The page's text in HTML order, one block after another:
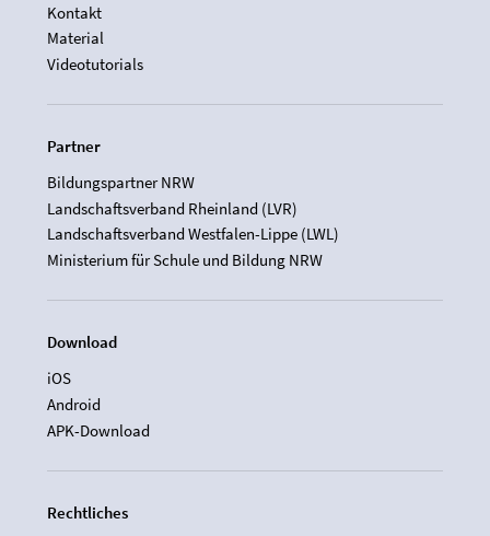
Kontakt
Material
Videotutorials
Partner
Bildungspartner NRW
Landschaftsverband Rheinland (LVR)
Landschaftsverband Westfalen-Lippe (LWL)
Ministerium für Schule und Bildung NRW
Download
iOS
Android
APK-Download
Rechtliches